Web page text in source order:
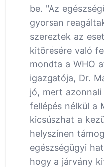
be. "Az
gyorsan
szereztek az
kitörésére való
mondta a WHO
igazgatója, Dr.
jó, mert
fellépés nélkül a
kicsúszhat a
helyszínen
egészségügyi
hogy a járvány